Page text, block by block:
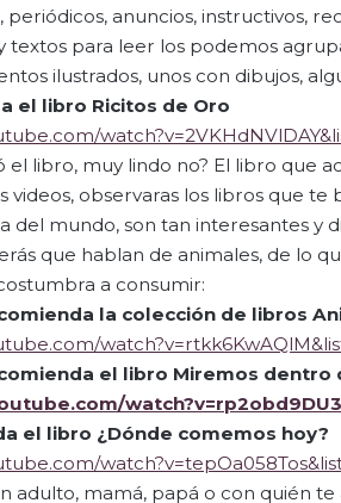
periódicos, anuncios, instructivos,
textos para leer los podemos
ilustrados, unos con dibujos,
el libro Ricitos de Oro
el libro, muy lindo no? El libro que
videos, observaras los libros que
del mundo, son tan interesantes
que hablan de animales, de lo
a consumir:
la colección de libros
el libro Miremos dentro
com/
el libro ¿Dónde comemos hoy?
adulto, mamá, papá o con quién